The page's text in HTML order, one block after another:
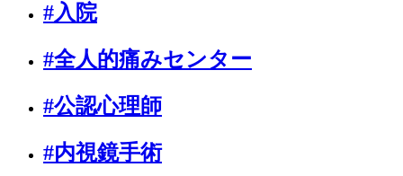
#入院
#全人的痛みセンター
#公認心理師
#内視鏡手術